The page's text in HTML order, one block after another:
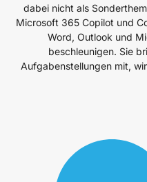
dabei nicht als
Microsoft 365 Copilot und
Word, Outlook und
beschleunigen. Sie
Aufgabenstellungen mit,